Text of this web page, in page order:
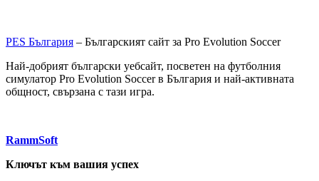
PES България – Българският сайт за Pro Evolution Soccer
Най-добрият български уебсайт, посветен на футболния
симулатор Pro Evolution Soccer в България и най-активната
общност, свързана с тази игра.
RammSoft
Ключът към вашия успех